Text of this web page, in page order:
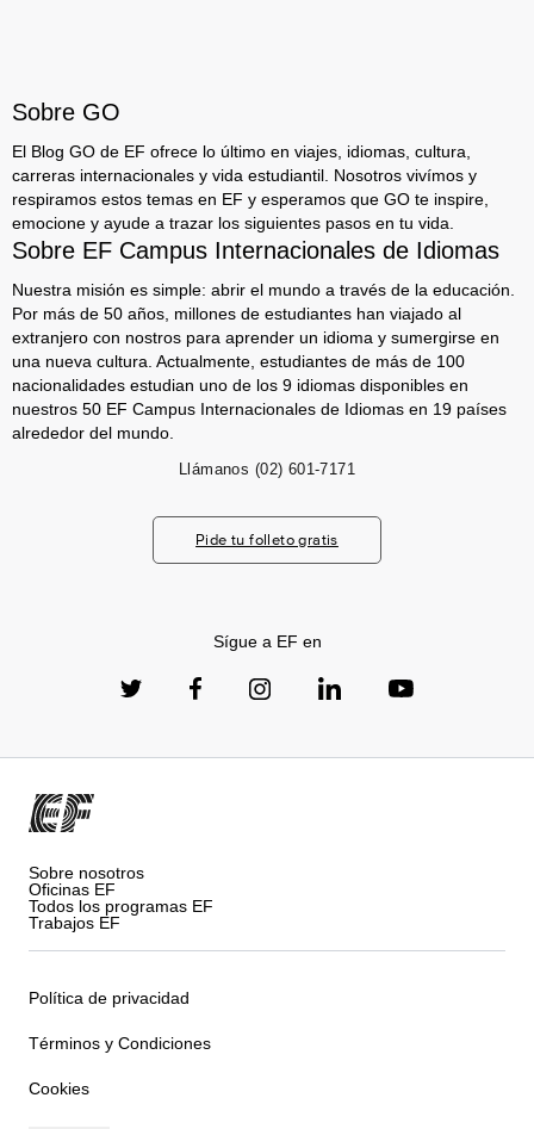
Sobre GO
El Blog GO de EF ofrece lo último en viajes, idiomas, cultura,
carreras internacionales y vida estudiantil. Nosotros vivímos y
respiramos estos temas en EF y esperamos que GO te inspire,
emocione y ayude a trazar los siguientes pasos en tu vida.
Sobre EF Campus Internacionales de Idiomas
Nuestra misión es simple: abrir el mundo a través de la educación.
Por más de 50 años, millones de estudiantes han viajado al
extranjero con nostros para aprender un idioma y sumergirse en
una nueva cultura. Actualmente, estudiantes de más de 100
nacionalidades estudian uno de los 9 idiomas disponibles en
nuestros 50 EF Campus Internacionales de Idiomas en 19 países
alrededor del mundo.
Llámanos (02) 601-7171
Pide tu folleto gratis
Sígue a EF en
Sobre nosotros
Oficinas EF
Todos los programas EF
Trabajos EF
Política de privacidad
Términos y Condiciones
Cookies